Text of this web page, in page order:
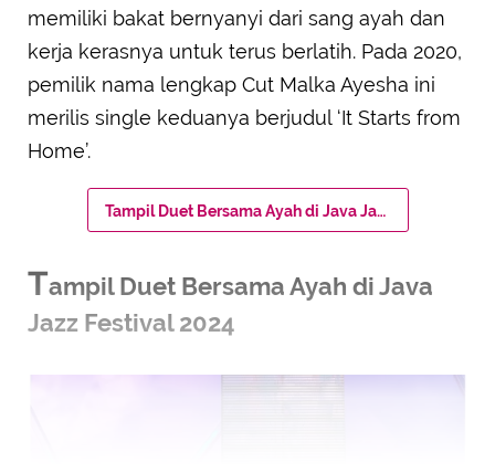
memiliki bakat bernyanyi dari sang ayah dan
kerja kerasnya untuk terus berlatih. Pada 2020,
pemilik nama lengkap Cut Malka Ayesha ini
merilis single keduanya berjudul ‘It Starts from
Home’.
Tampil Duet Bersama Ayah di Java Jazz Festival 2024
Tampil Duet Bersama Ayah di Java
Jazz Festival 2024